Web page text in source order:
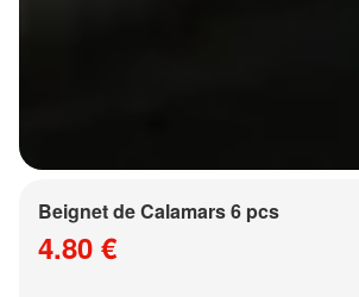
Beignet de Calamars 6 pcs
4.80 €